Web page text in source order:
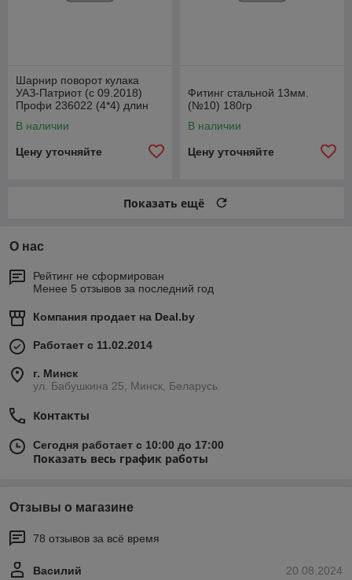
Шарнир поворот кулака
УАЗ-Патриот (с 09.2018)
Профи 236022 (4*4) длин
2360222304061
В наличии
Цену уточняйте
Фитинг стальной 13мм.
(№10) 180гр
В наличии
Цену уточняйте
Показать ещё
О нас
Рейтинг не сформирован
Менее 5 отзывов за последний год
Компания продает на Deal.by
Работает с 11.02.2014
г. Минск
ул. Бабушкина 25, Минск, Беларусь
Контакты
Сегодня работает с 10:00 до 17:00
Показать весь график работы
Отзывы о магазине
78 отзывов за всё время
20.08.2024
Василий